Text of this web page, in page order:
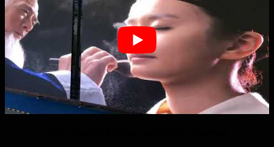
Ingen produkter i kurven.